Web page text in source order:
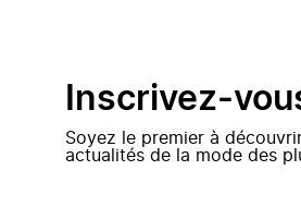
Inscrivez-
Soyez le premier à
actualités de la mode des